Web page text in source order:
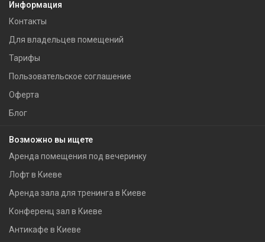
Информация
Контакты
Для владельцев помещений
Тарифы
Пользовательское соглашение
Оферта
Блог
Возможно вы ищете
Аренда помещения под вечеринку
Лофт в Киеве
Аренда зала для тренинга в Киеве
Конференц зал в Киеве
Антикафе в Киеве